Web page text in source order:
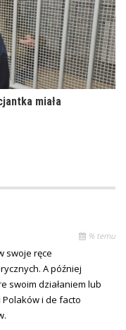
miała
% temu
swoje ręce
A później
swoim działaniem lub
i de facto